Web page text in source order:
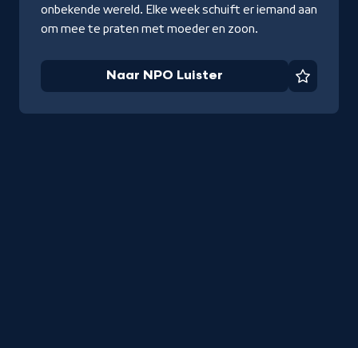
onbekende wereld. Elke week schuift er iemand aan
om mee te praten met moeder en zoon.
Naar NPO Luister